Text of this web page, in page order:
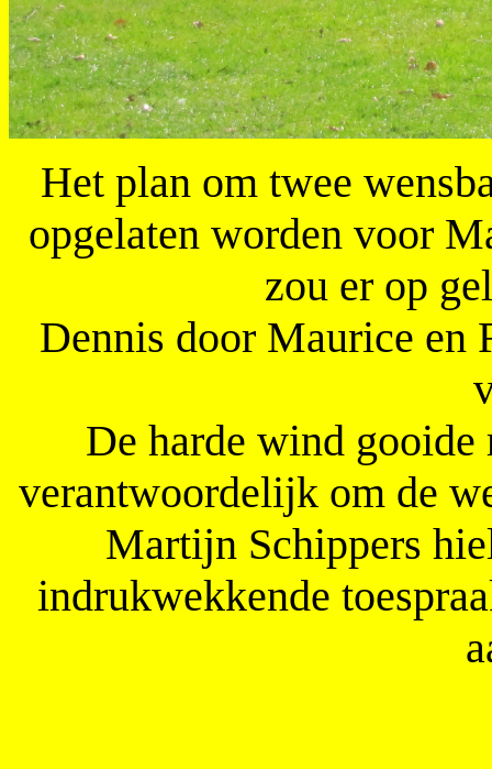
Het plan om twee
opgelaten worden voor
zou er op
Dennis door Maurice en
De harde wind
verantwoordelijk om de
Martijn Schippers
indrukwekkende